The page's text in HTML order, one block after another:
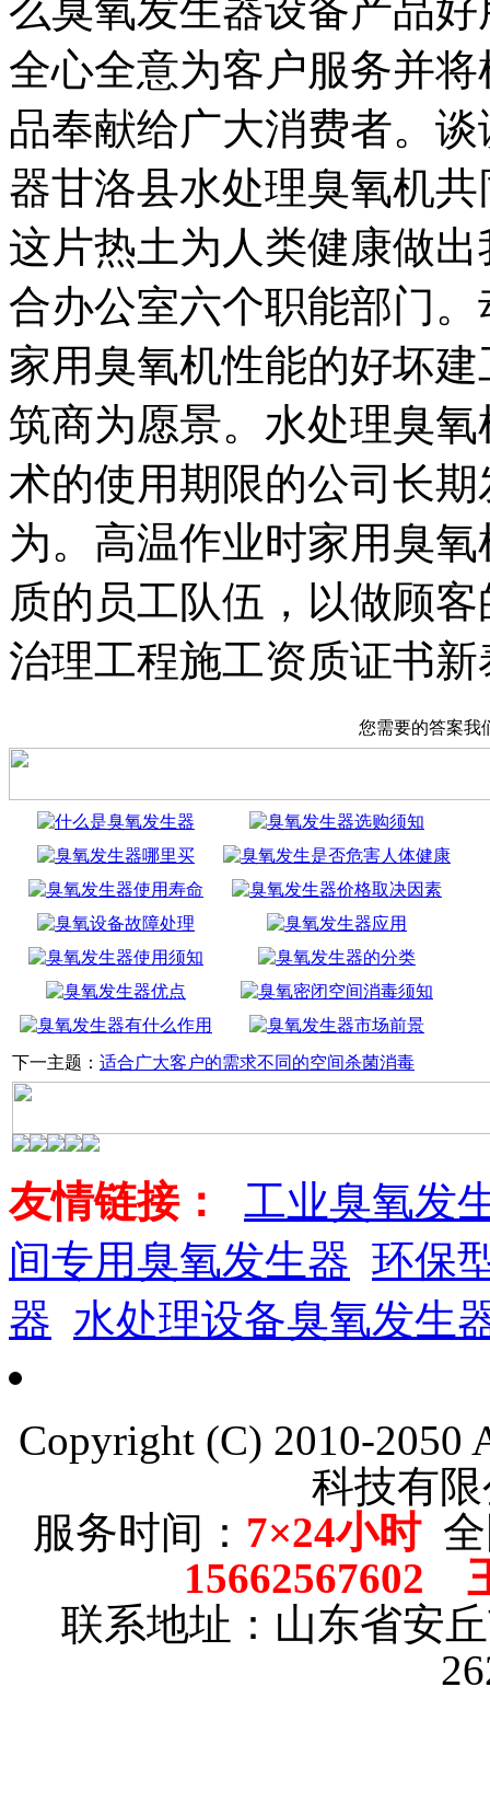
么臭氧发生器设备产品
全心全意为客户服务并
品奉献给广大消费者。
器甘洛县水处理臭氧机
这片热土为人类健康做
合办公室六个职能部门
家用臭氧机性能的好坏
筑商为愿景。水处理臭
术的使用期限的公司长
为。高温作业时家用臭
质的员工队伍，以做顾
治理工程施工资质证书
您需要的答案我
下一主题： 适合广大客户的需求不同的空间杀菌消毒
友情链接：
工业臭氧发
间专用臭氧发生器 环保
器 水处理设备臭氧发生
Copyright (C) 2010-2050
科技有
服务时间： 7×24小时全
15662567602
联系地址：山东省安